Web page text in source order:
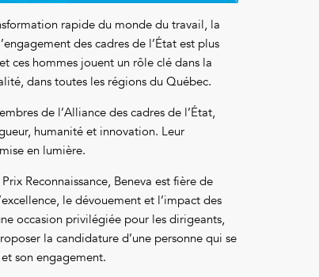
rapide du monde du travail, la
des cadres de l’État est plus
ces hommes jouent un rôle clé dans la
dans toutes les régions du Québec.
de l’Alliance des cadres de l’État,
humanité et innovation. Leur
en lumière.
Reconnaissance, Beneva est fière de
le dévouement et l’impact des
occasion privilégiée pour les dirigeants,
la candidature d’une personne qui se
son engagement.